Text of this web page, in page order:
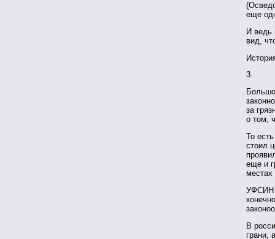
еще
И ведь
вид,
3.
за
о том,
То
стоил
еще и
УФСИН
В
грани,